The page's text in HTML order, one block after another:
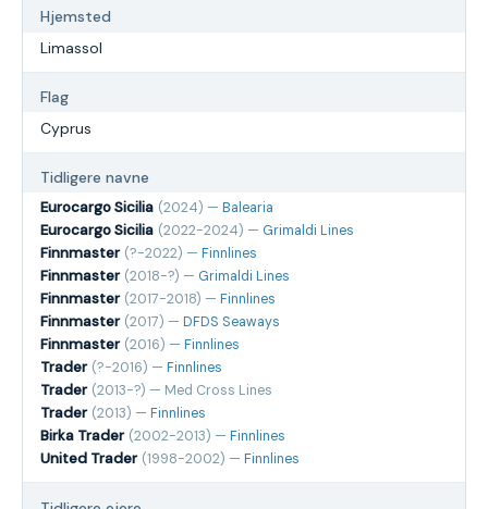
Hjemsted
Limassol
Flag
Cyprus
Tidligere navne
Eurocargo Sicilia (2024) — Balearia
Eurocargo Sicilia (2022-2024) — Grimaldi Lines
Finnmaster (?-2022) — Finnlines
Finnmaster (2018-?) — Grimaldi Lines
Finnmaster (2017-2018) — Finnlines
Finnmaster (2017) — DFDS Seaways
Finnmaster (2016) — Finnlines
Trader (?-2016) — Finnlines
Trader (2013-?) — Med Cross Lines
Trader (2013) — Finnlines
Birka Trader (2002-2013) — Finnlines
United Trader (1998-2002) — Finnlines